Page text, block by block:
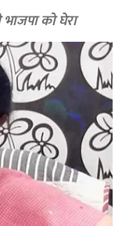
भाजपा को घेरा